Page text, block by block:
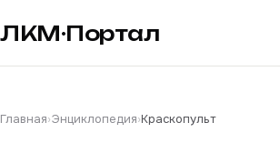
ЛКМ·Портал
Главная›Энциклопедия›Краскопульт